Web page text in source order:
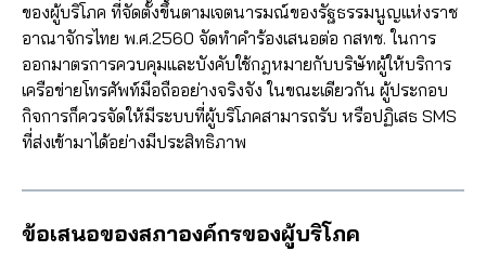
ของผู้บริโภค ที่จัดตั้งขึ้นตามเจตนารมณ์ของรัฐธรรมนูญแห่งราช
อาณาจักรไทย พ.ศ.2560 จัดทำคำร้องเสนอต่อ กสทช. ในการ
ออกมาตรการควบคุมและบังคับใช้กฎหมายกับบริษัทผู้ให้บริการ
เครือข่ายโทรศัพท์มือถืออย่างจริงจัง ในขณะเดียวกัน ผู้ประกอบ
กิจการก็ควรจัดให้มีระบบที่ผู้บริโภคสามารถรับ หรือปฏิเสธ SMS
ที่ส่งเข้ามาได้อย่างมีประสิทธิภาพ
ข้อเสนอของสภาองค์กรของผู้บริโภค